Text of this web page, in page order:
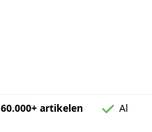
60.000+ artikelen
Al